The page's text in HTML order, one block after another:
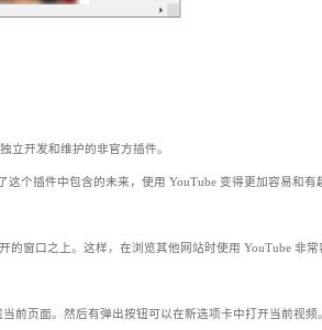
立开发和维护的非官方插件。
个插件中包含的未来，使用 YouTube 变得更加容易和有
窗口之上。这样，在浏览其他网站时使用 YouTube 非常
前页面。然后有弹出按钮可以在新选项卡中打开当前视频